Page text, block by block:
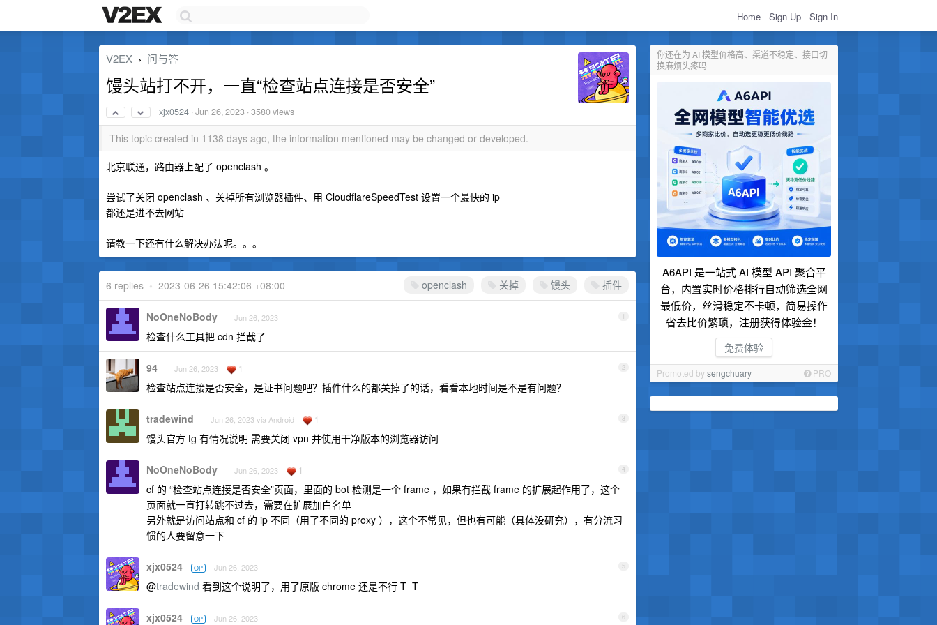
Home Sign Up Sign In
你还在为 AI 模型价格高、渠道不稳定、接口切
换麻烦头疼吗
A6API 是一站式 AI 模型 API 聚合平
台，内置实时价格排行自动筛选全网
最低价，丝滑稳定不卡顿，简易操作
省去比价繁琐，注册获得体验金！
免费体验
Promoted bysengchuary PRO
V2EX › 问与答
馒头站打不开，一直“检查站点连接是否安全”
xjx0524 ·Jun 26, 2023 · 3580 views
This topic created in 1138 days ago, the information mentioned may be changed or developed.
北京联通，路由器上配了 openclash 。
尝试了关闭 openclash 、关掉所有浏览器插件、用 CloudflareSpeedTest 设置一个最快的 ip
都还是进不去网站
请教一下还有什么解决办法呢。。。
openclash 关掉 馒头 插件
6 replies • 2023-06-26 15:42:06 +08:00
1
NoOneNoBody Jun 26, 2023
检查什么工具把 cdn 拦截了
2
94 Jun 26, 2023 1
检查站点连接是否安全，是证书问题吧？插件什么的都关掉了的话，看看本地时间是不是有问题？
3
tradewind Jun 26, 2023 via Android 1
馒头官方 tg 有情况说明 需要关闭 vpn 并使用干净版本的浏览器访问
4
NoOneNoBody Jun 26, 2023 1
cf 的 “检查站点连接是否安全”页面，里面的 bot 检测是一个 frame ，如果有拦截 frame 的扩展起作用了，这个
页面就一直打转跳不过去，需要在扩展加白名单
另外就是访问站点和 cf 的 ip 不同（用了不同的 proxy ），这个不常见，但也有可能（具体没研究），有分流习
惯的人要留意一下
5
xjx0524 OP Jun 26, 2023
@tradewind 看到这个说明了，用了原版 chrome 还是不行 T_T
6
xjx0524 OP Jun 26, 2023